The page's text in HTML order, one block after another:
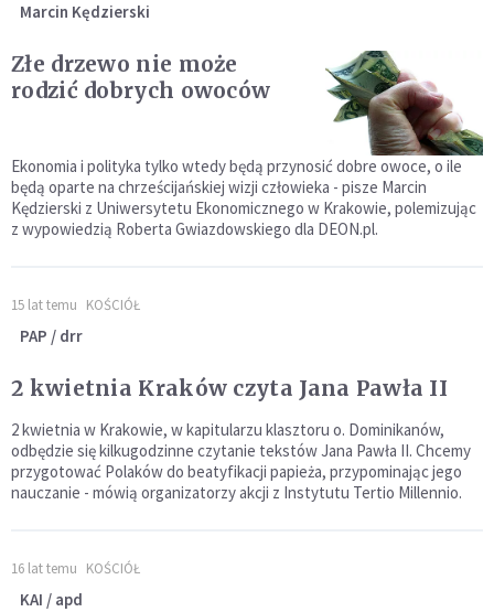
Marcin Kędzierski
Złe drzewo nie może
rodzić dobrych owoców
Ekonomia i polityka tylko wtedy będą przynosić dobre owoce, o ile
będą oparte na chrześcijańskiej wizji człowieka - pisze Marcin
Kędzierski z Uniwersytetu Ekonomicznego w Krakowie, polemizując
z wypowiedzią Roberta Gwiazdowskiego dla DEON.pl.
15 lat temu KOŚCIÓŁ
PAP / drr
2 kwietnia Kraków czyta Jana Pawła II
2 kwietnia w Krakowie, w kapitularzu klasztoru o. Dominikanów,
odbędzie się kilkugodzinne czytanie tekstów Jana Pawła II. Chcemy
przygotować Polaków do beatyfikacji papieża, przypominając jego
nauczanie - mówią organizatorzy akcji z Instytutu Tertio Millennio.
16 lat temu KOŚCIÓŁ
KAI / apd